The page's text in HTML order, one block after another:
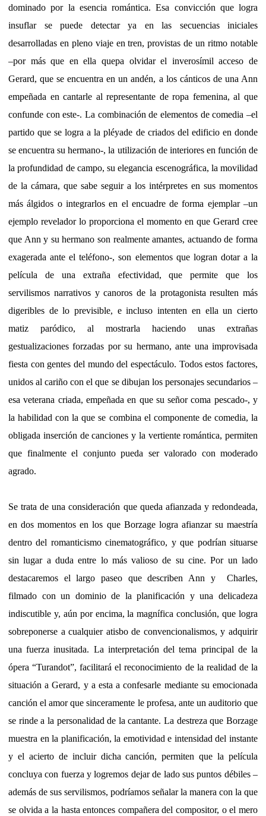
dominado por la esencia romántica. Esa convicción que logra
insuflar se puede detectar ya en las secuencias iniciales
desarrolladas en pleno viaje en tren, provistas de un ritmo notable
–por más que en ella quepa olvidar el inverosímil acceso de
Gerard, que se encuentra en un andén, a los cánticos de una Ann
empeñada en cantarle al representante de ropa femenina, al que
confunde con este-. La combinación de elementos de comedia –el
partido que se logra a la pléyade de criados del edificio en donde
se encuentra su hermano-, la utilización de interiores en función de
la profundidad de campo, su elegancia escenográfica, la movilidad
de la cámara, que sabe seguir a los intérpretes en sus momentos
más álgidos o integrarlos en el encuadre de forma ejemplar –un
ejemplo revelador lo proporciona el momento en que Gerard cree
que Ann y su hermano son realmente amantes, actuando de forma
exagerada ante el teléfono-, son elementos que logran dotar a la
película de una extraña efectividad, que permite que los
servilismos narrativos y canoros de la protagonista resulten más
digeribles de lo previsible, e incluso intenten en ella un cierto
matiz paródico, al mostrarla haciendo unas extrañas
gestualizaciones forzadas por su hermano, ante una improvisada
fiesta con gentes del mundo del espectáculo. Todos estos factores,
unidos al cariño con el que se dibujan los personajes secundarios –
esa veterana criada, empeñada en que su señor coma pescado-, y
la habilidad con la que se combina el componente de comedia, la
obligada inserción de canciones y la vertiente romántica, permiten
que finalmente el conjunto pueda ser valorado con moderado
agrado.
Se trata de una consideración que queda afianzada y redondeada,
en dos momentos en los que Borzage logra afianzar su maestría
dentro del romanticismo cinematográfico, y que podrían situarse
sin lugar a duda entre lo más valioso de su cine. Por un lado
destacaremos el largo paseo que describen Ann y
Charles,
filmado con un dominio de la planificación y una delicadeza
indiscutible y, aún por encima, la magnífica conclusión, que logra
sobreponerse a cualquier atisbo de convencionalismos, y adquirir
una fuerza inusitada. La interpretación del tema principal de la
ópera “Turandot”, facilitará el reconocimiento de la realidad de la
situación a Gerard, y a esta a confesarle mediante su emocionada
canción el amor que sinceramente le profesa, ante un auditorio que
se rinde a la personalidad de la cantante. La destreza que Borzage
muestra en la planificación, la emotividad e intensidad del instante
y el acierto de incluir dicha canción, permiten que la película
concluya con fuerza y logremos dejar de lado sus puntos débiles –
además de sus servilismos, podríamos señalar la manera con la que
se olvida a la hasta entonces compañera del compositor, o el mero